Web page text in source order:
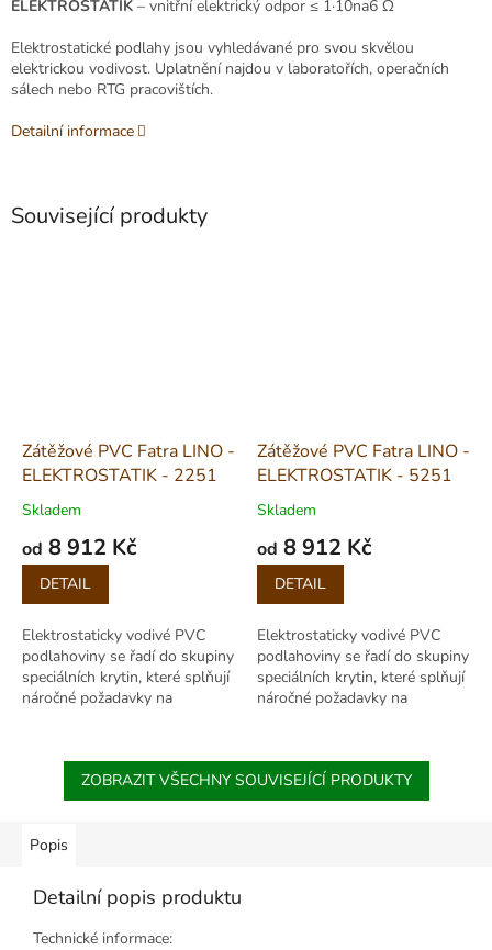
ELEKTROSTATIK – vnitřní elektrický odpor ≤ 1·10na6 Ω
Elektrostatické podlahy jsou vyhledávané pro svou skvělou
elektrickou vodivost. Uplatnění najdou v laboratořích, operačních
sálech nebo RTG pracovištích.
Detailní informace
Související produkty
Zátěžové PVC Fatra LINO -
ELEKTROSTATIK - 2251
Skladem
od 8 912 Kč
Měrná
cena:
DETAIL
Elektrostaticky vodivé PVC
podlahoviny se řadí do skupiny
speciálních krytin, které splňují
náročné požadavky na
řešení v...
Zátěžové PVC Fatra LINO -
ELEKTROSTATIK - 5251
Skladem
od 8 912 Kč
Měrná
cena:
DETAIL
Elektrostaticky vodivé PVC
podlahoviny se řadí do skupiny
speciálních krytin, které splňují
náročné požadavky na
řešení v...
ZOBRAZIT VŠECHNY SOUVISEJÍCÍ PRODUKTY
Popis
Detailní popis produktu
Technické informace: